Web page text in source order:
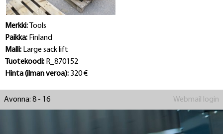
Merkki:
Tools
Paikka: Finland
Malli: Large sack lift
Tuotekoodi: R_870152
Hinta (ilman veroa): 320 €
Webmail login
Avonna: 8 - 16